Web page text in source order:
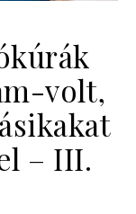
volt,
– III.